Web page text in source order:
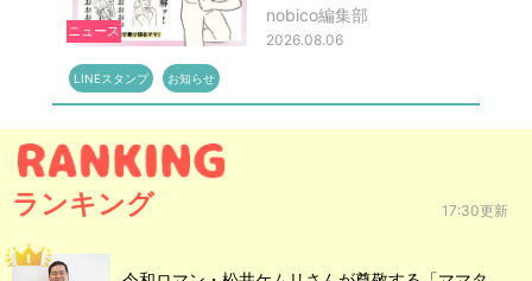
ニュース
nobico編集部
2026.08.06
LINEスタンプ お知らせ
ランキング 17:30更新